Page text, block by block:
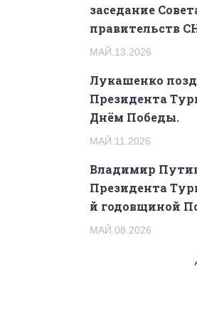
заседание
правительств
МАЙ.13.2026
Лукашенко
Президента
Днём Победы.
МАЙ.11.2026
Владимир
Президента
й годовщиной
МАЙ.08.2026